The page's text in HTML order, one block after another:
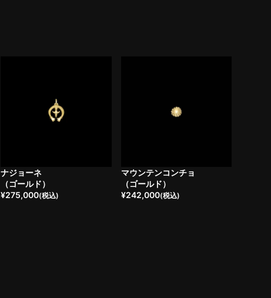
ナジョーネ
（ゴールド）
¥275,000(税込)
マウンテンコンチョ
（ゴールド）
¥242,000(税込)